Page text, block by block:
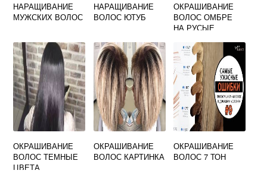
НАРАЩИВАНИЕ
МУЖСКИХ ВОЛОС
НАРАЩИВАНИЕ
ВОЛОС ЮТУБ
ОКРАШИВАНИЕ
ВОЛОС ОМБРЕ
НА РУСЫЕ
ОКРАШИВАНИЕ
ВОЛОС ТЕМНЫЕ
ЦВЕТА
ОКРАШИВАНИЕ
ВОЛОС КАРТИНКА
ОКРАШИВАНИЕ
ВОЛОС 7 ТОН